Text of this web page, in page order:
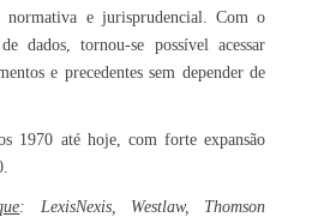
normativa e jurisprudencial. Com o
dados, tornou-se possível acessar
e precedentes sem depender de
1970 até hoje, com forte expansão
: LexisNexis, Westlaw, Thomson